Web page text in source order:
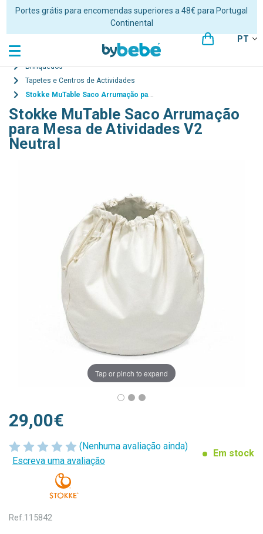
Portes grátis para encomendas superiores a 48€ para Portugal
Continental
PT
Brinquedos
Tapetes e Centros de Actividades
Stokke MuTable Saco Arrumação para Mesa de Atividades V2 Neutral
Stokke MuTable Saco Arrumação
para Mesa de Atividades V2
Neutral
Tap or pinch to expand
(Nenhuma avaliação ainda)
Escreva uma avaliação
Em stock
29,00€
Ref.115842